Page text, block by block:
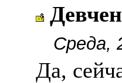
Среда,
Да,